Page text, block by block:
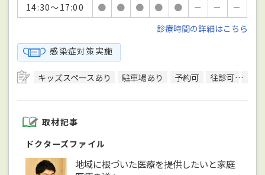
14:30～17:00
● ● ● ● ● － －
－
診療時間の詳細はこちら
感染症対策実施
キッズスペースあり 駐車場あり 予約可 往診可
取材記事
ドクターズファイル
地域に根づいた医療を提供したいと家庭